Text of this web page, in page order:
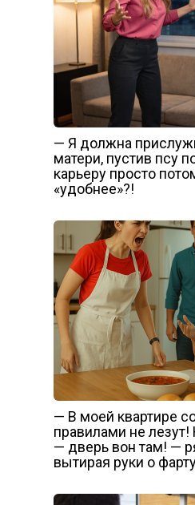
— Я должна
матери, пустив псу
карьеру просто
«удобнее»?!
— В моей квартире
правилами не
— дверь вон там! —
вытирая руки о